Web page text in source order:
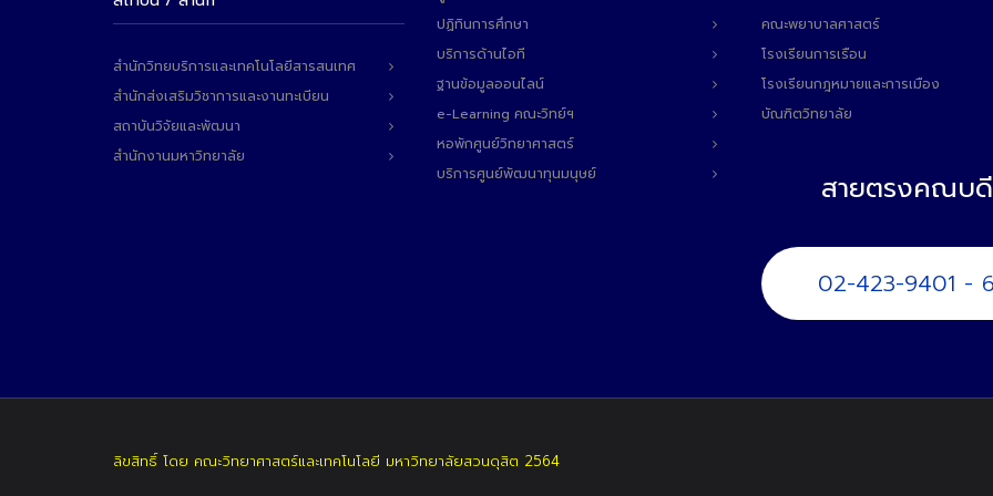
สำนักวิทยบริการและเทคโนโลยีสารสนเทศ
สำนักส่งเสริมวิชาการและงานทะเบียน
สถาบันวิจัยและพัฒนา
สำนักงานมหาวิทยาลัย
ปฏิทินการศึกษา
บริการด้านไอที
ฐานข้อมูลออนไลน์
e-Learning คณะวิทย์ฯ
หอพักศูนย์วิทยาศาสตร์
บริการศูนย์พัฒนาทุนมนุษย์
คณะพยาบาลศาสตร์
โรงเรียนการเรือน
โรงเรียนกฎหมายและการเมือง
บัณฑิตวิทยาลัย
สายตรงคณบดี
02-423-9401 -
ลิขสิทธิ์ โดย คณะวิทยาศาสตร์และเทคโนโลยี มหาวิทยาลัยสวนดุสิต 2564